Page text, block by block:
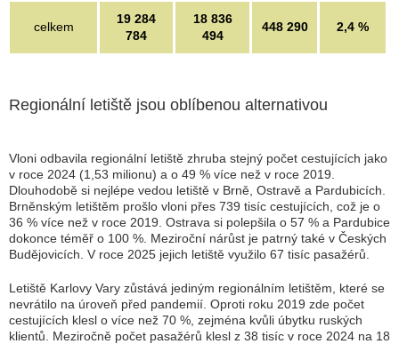
celkem
19 284
784
18 836
494
448 290 2,4 %
Regionální letiště jsou oblíbenou alternativou
Vloni odbavila regionální letiště zhruba stejný počet cestujících jako
v roce 2024 (1,53 milionu) a o 49 % více než v roce 2019.
Dlouhodobě si nejlépe vedou letiště v Brně, Ostravě a Pardubicích.
Brněnským letištěm prošlo vloni přes 739 tisíc cestujících, což je o
36 % více než v roce 2019. Ostrava si polepšila o 57 % a Pardubice
dokonce téměř o 100 %. Meziroční nárůst je patrný také v Českých
Budějovicích. V roce 2025 jejich letiště využilo 67 tisíc pasažérů.
Letiště Karlovy Vary zůstává jediným regionálním letištěm, které se
nevrátilo na úroveň před pandemií. Oproti roku 2019 zde počet
cestujících klesl o více než 70 %, zejména kvůli úbytku ruských
klientů. Meziročně počet pasažérů klesl z 38 tisíc v roce 2024 na 18